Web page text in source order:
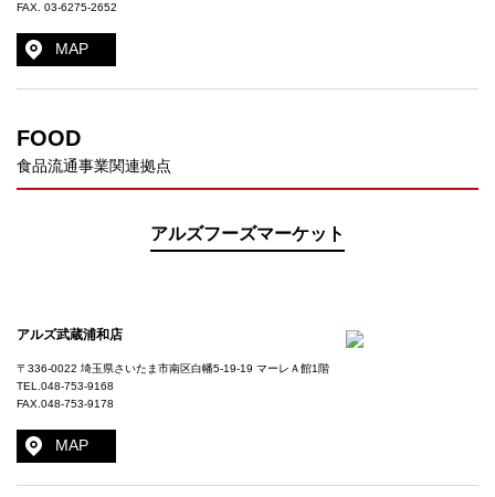
FAX. 03-6275-2652
MAP
FOOD
食品流通事業関連拠点
アルズフーズマーケット
アルズ武蔵浦和店
〒336-0022 埼玉県さいたま市南区白幡5-19-19 マーレＡ館1階
TEL. 048-753-9168
FAX.048-753-9178
MAP